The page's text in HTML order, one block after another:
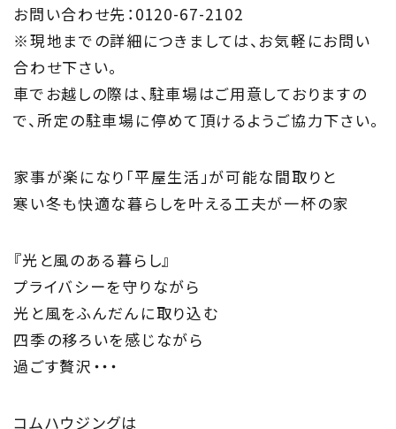
Philosophy
私たちの目指す家づくり
Members
Project
Information
家づくりに役立つ情報
Maintenance
お問い合わせ先：0120-67-2102
※現地までの詳細につきましては、お気軽にお問い
合わせ下さい。
車でお越しの際は、駐車場はご用意しておりますの
で、所定の駐車場に停めて頂けるようご協力下さい。
家事が楽になり「平屋生活」が可能な間取りと
寒い冬も快適な暮らしを叶える工夫が一杯の家
『光と風のある暮らし』
プライバシーを守りながら
光と風をふんだんに取り込む
四季の移ろいを感じながら
過ごす贅沢・・・
コムハウジングは